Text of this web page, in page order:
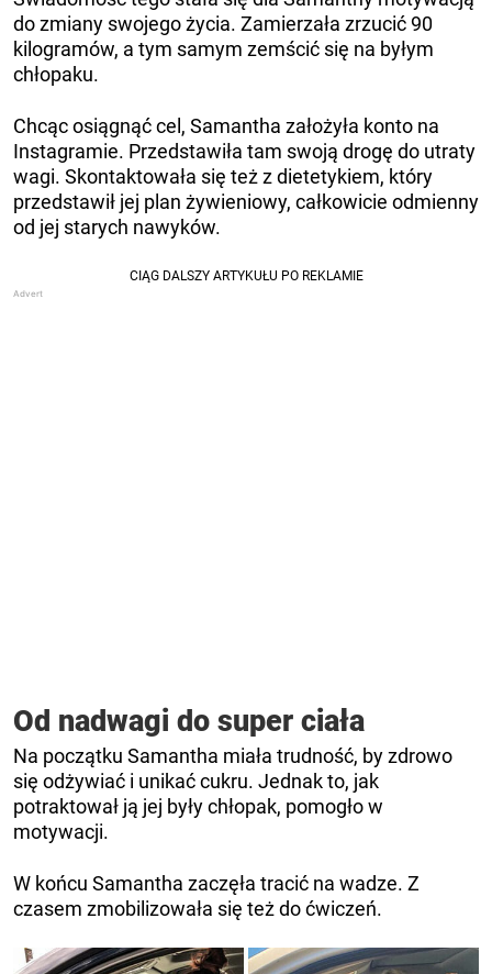
do zmiany swojego życia. Zamierzała zrzucić 90
kilogramów, a tym samym zemścić się na byłym
chłopaku.
Chcąc osiągnąć cel, Samantha założyła konto na
Instagramie. Przedstawiła tam swoją drogę do utraty
wagi. Skontaktowała się też z dietetykiem, który
przedstawił jej plan żywieniowy, całkowicie odmienny
od jej starych nawyków.
Od nadwagi do super ciała
Na początku Samantha miała trudność, by zdrowo
się odżywiać i unikać cukru. Jednak to, jak
potraktował ją jej były chłopak, pomogło w
motywacji.
W końcu Samantha zaczęła tracić na wadze. Z
czasem zmobilizowała się też do ćwiczeń.